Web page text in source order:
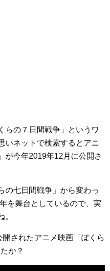
らの７日間戦争」というワ
いネットで検索するとアニ
が今年2019年12月に公開さ
の七日間戦争」から変わっ
を舞台としているので、実
。
されたアニメ映画「ぼくら
か？